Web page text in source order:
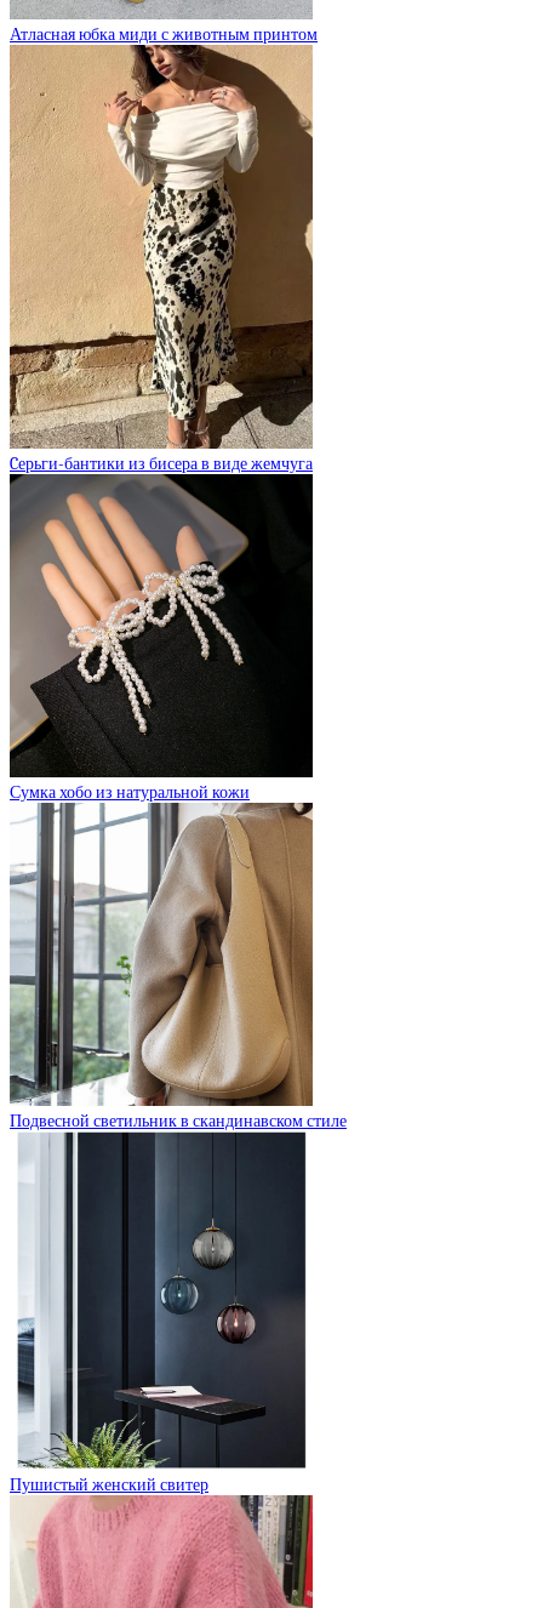
Атласная юбка миди с животным принтом
Cерьги-бантики из бисера в виде жемчуга
Сумка хобо из натуральной кожи
Подвесной светильник в скандинавском стиле
Пушистый женский свитер